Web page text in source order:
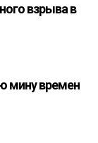
взрыва в
мину времен